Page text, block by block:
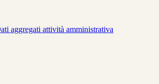
aggregati attività amministrativa